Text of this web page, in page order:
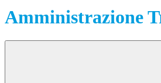
Amministrazione